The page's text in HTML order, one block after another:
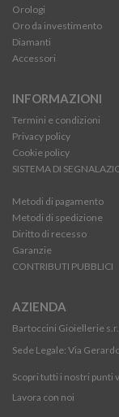
Orologi
Oro da investimento
Diamanti
Accessori
INFORMAZIONI
Termini e condizioni
Privacy policy
Cookie policy
SISTEMA DI
Metodi di pagamento
Metodi di spedizione
Diritto di recesso
Garanzie
CONTRIBUTI PUBBLICI
AZIENDA
Bartoccini Gioiellerie
Sede Legale: Via
Scopri tutti i nostri punti
Lavora con noi